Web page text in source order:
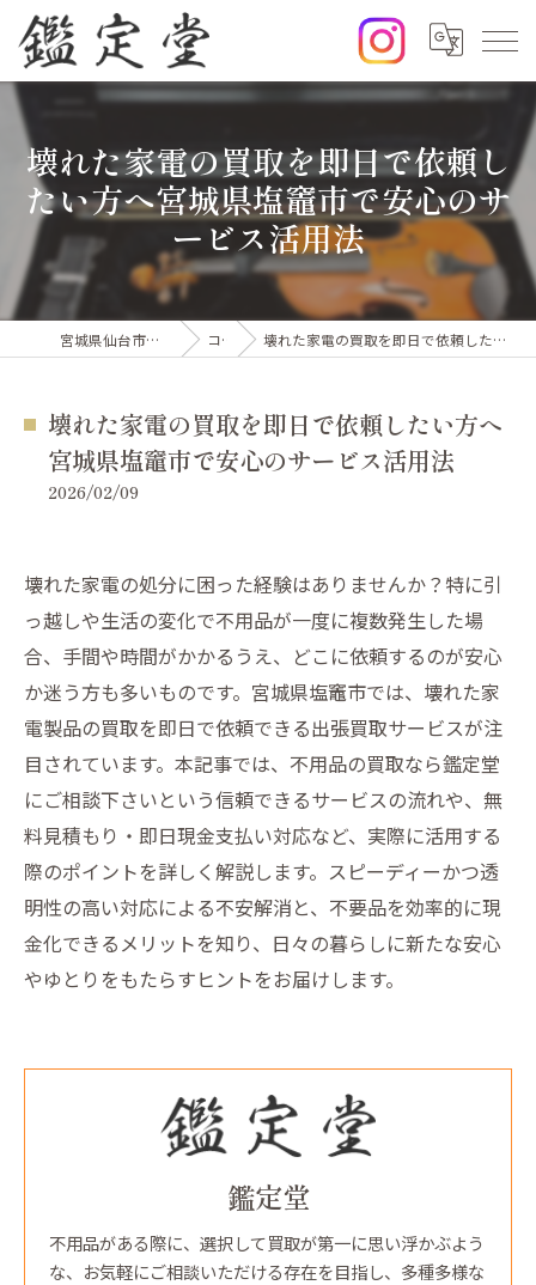
壊れた家電の買取を即日で依頼し
たい方へ宮城県塩竈市で安心のサ
ービス活用法
宮城県仙台市の出張買取なら鑑定堂 コラム 壊れた家電の買取を即日で依頼したい方へ宮城県塩竈市で安心のサービス活用法
壊れた家電の買取を即日で依頼したい方へ
宮城県塩竈市で安心のサービス活用法
2026/02/09
壊れた家電の処分に困った経験はありませんか？特に引
っ越しや生活の変化で不用品が一度に複数発生した場
合、手間や時間がかかるうえ、どこに依頼するのが安心
か迷う方も多いものです。宮城県塩竈市では、壊れた家
電製品の買取を即日で依頼できる出張買取サービスが注
目されています。本記事では、不用品の買取なら鑑定堂
にご相談下さいという信頼できるサービスの流れや、無
料見積もり・即日現金支払い対応など、実際に活用する
際のポイントを詳しく解説します。スピーディーかつ透
明性の高い対応による不安解消と、不要品を効率的に現
金化できるメリットを知り、日々の暮らしに新たな安心
やゆとりをもたらすヒントをお届けします。
鑑定堂
不用品がある際に、選択して買取が第一に思い浮かぶよう
な、お気軽にご相談いただける存在を目指し、多種多様な